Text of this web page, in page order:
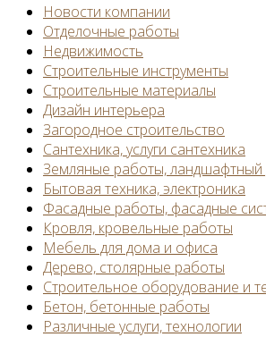
Новости компании
Отделочные работы
Недвижимость
Строительные инструменты
Строительные материалы
Дизайн интерьера
Загородное строительство
Сантехника, услуги сантехника
Земляные работы, ландшафтный
Бытовая техника, электроника
Фасадные работы, фасадные
Кровля, кровельные работы
Мебель для дома и офиса
Дерево, столярные работы
Строительное оборудование и
Бетон, бетонные работы
Различные услуги, технологии